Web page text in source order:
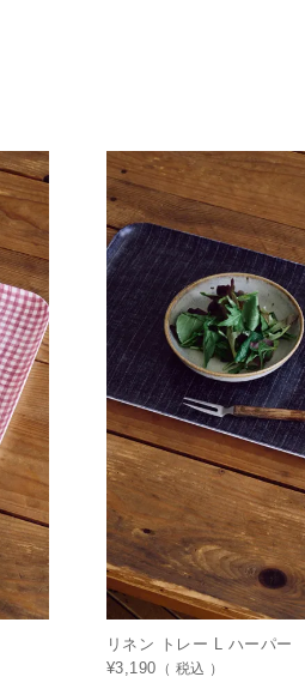
リネン トレー L ハーパー
¥3,190 税込